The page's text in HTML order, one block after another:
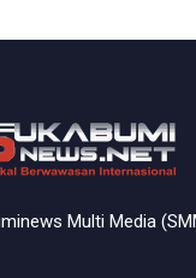
Multi Media